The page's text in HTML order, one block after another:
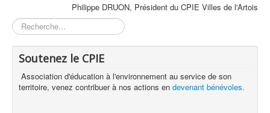
Philippe DRUON, Président du CPIE Villes de l'Artois
Rechercher
Soutenez le CPIE
Association d'éducation à l'environnement au service de son
territoire, venez contribuer à nos actions en devenant bénévoles.